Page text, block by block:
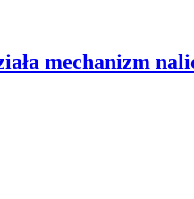
mechanizm